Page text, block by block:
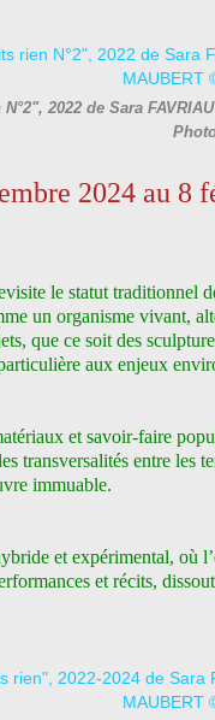
2022 de Sara
2024 au 8
le statut traditionnel
un organisme vivant,
que ce soit des
aux enjeux
et savoir-faire
transversalités entre les
immuable.
et expérimental, où
et récits,